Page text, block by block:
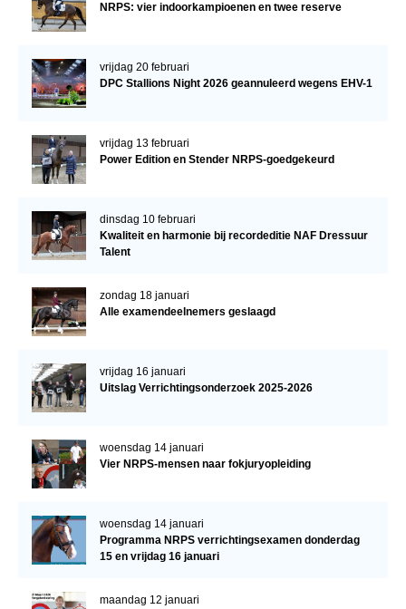
NRPS: vier indoorkampioenen en twee reserve
vrijdag 20 februari
DPC Stallions Night 2026 geannuleerd wegens EHV-1
vrijdag 13 februari
Power Edition en Stender NRPS-goedgekeurd
dinsdag 10 februari
Kwaliteit en harmonie bij recordeditie NAF Dressuur
Talent
zondag 18 januari
Alle examendeelnemers geslaagd
vrijdag 16 januari
Uitslag Verrichtingsonderzoek 2025-2026
woensdag 14 januari
Vier NRPS-mensen naar fokjuryopleiding
woensdag 14 januari
Programma NRPS verrichtingsexamen donderdag
15 en vrijdag 16 januari
maandag 12 januari